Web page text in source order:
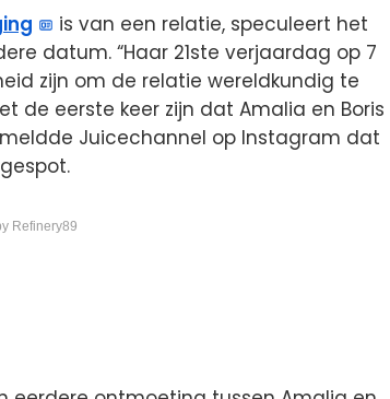
is van een relatie, speculeert het
datum. “Haar 21ste verjaardag op 7
zijn om de relatie wereldkundig te
de eerste keer zijn dat Amalia en Boris
Juicechannel op Instagram dat
Refinery89